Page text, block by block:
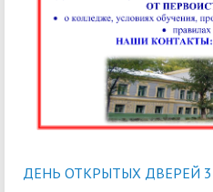
ДЕНЬ ОТКРЫТЫХ ДВЕРЕЙ